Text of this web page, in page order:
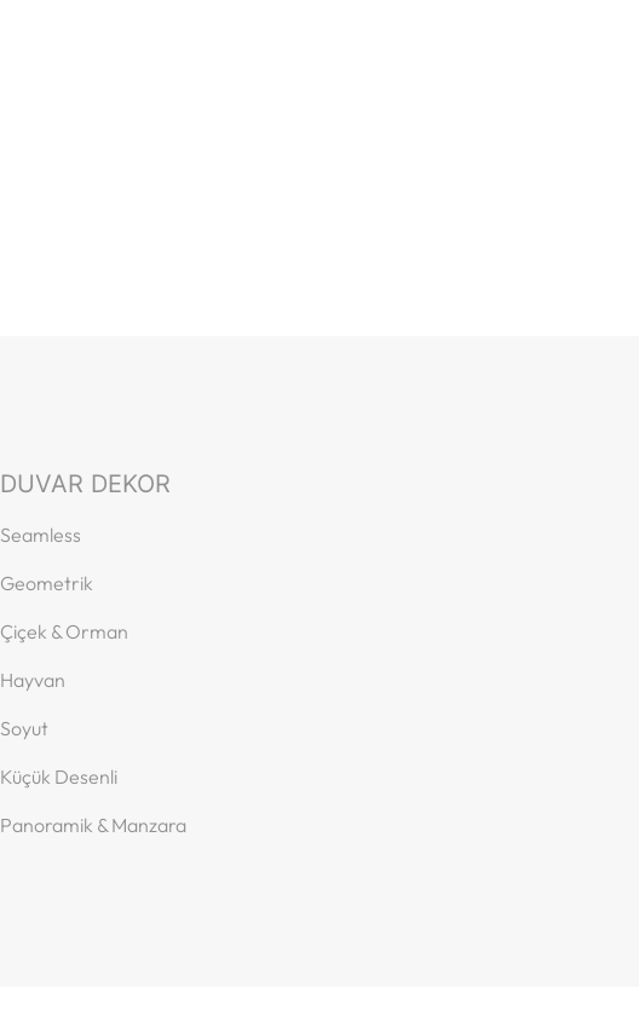
DUVAR DEKOR
Seamless
Geometrik
Çiçek & Orman
Hayvan
Soyut
Küçük Desenli
Panoramik & Manzara